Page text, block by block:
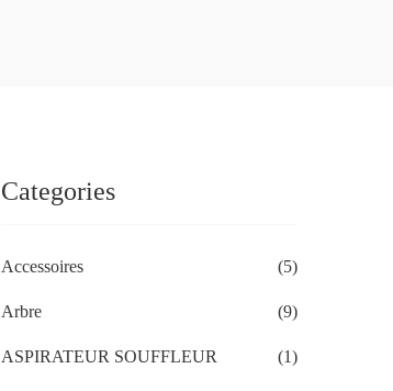
Categories
Accessoires (5)
Arbre (9)
ASPIRATEUR SOUFFLEUR (1)